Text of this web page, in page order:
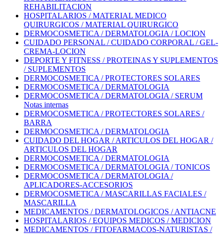
REHABILITACION
HOSPITALARIOS / MATERIAL MEDICO
QUIRURGICOS / MATERIAL QUIRURGICO
DERMOCOSMETICA / DERMATOLOGIA / LOCION
CUIDADO PERSONAL / CUIDADO CORPORAL / GEL-
CREMA-LOCION
DEPORTE Y FITNESS / PROTEINAS Y SUPLEMENTOS
/ SUPLEMENTOS
DERMOCOSMETICA / PROTECTORES SOLARES
DERMOCOSMETICA / DERMATOLOGIA
DERMOCOSMETICA / DERMATOLOGIA / SERUM
Notas internas
DERMOCOSMETICA / PROTECTORES SOLARES /
BARRA
DERMOCOSMETICA / DERMATOLOGIA
CUIDADO DEL HOGAR / ARTICULOS DEL HOGAR /
ARTICULOS DEL HOGAR
DERMOCOSMETICA / DERMATOLOGIA
DERMOCOSMETICA / DERMATOLOGIA / TONICOS
DERMOCOSMETICA / DERMATOLOGIA /
APLICADORES-ACCESORIOS
DERMOCOSMETICA / MASCARILLAS FACIALES /
MASCARILLA
MEDICAMENTOS / DERMATOLOGICOS / ANTIACNE
HOSPITALARIOS / EQUIPOS MEDICOS / MEDICION
MEDICAMENTOS / FITOFARMACOS-NATURISTAS /